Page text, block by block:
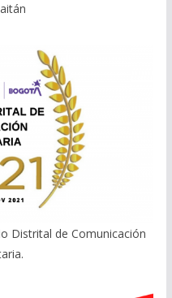
Distrital de Comunicación